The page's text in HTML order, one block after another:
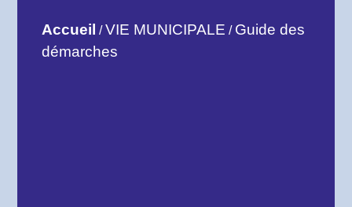
Accueil /VIE MUNICIPALE / Guide des
démarches